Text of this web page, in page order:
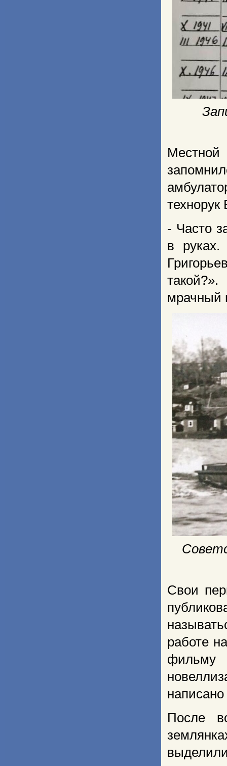
технорук
- Часто
в
мрачный
Свои
работе
фильму
После